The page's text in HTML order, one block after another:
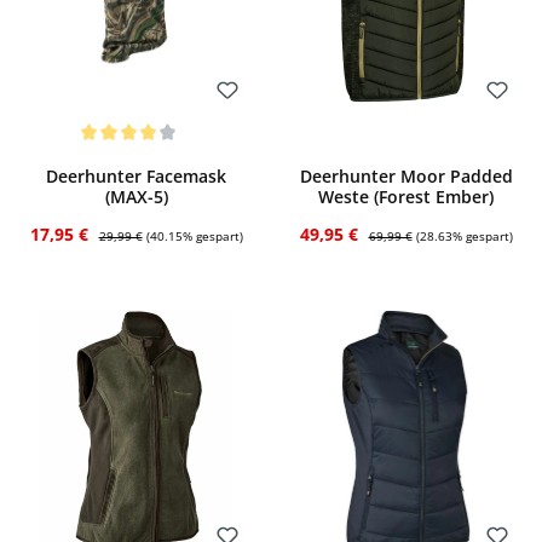
Bewerten
Deerhunter Facemask
(MAX-5)
Verkaufspreis:
17,95 € 29,99 € (40.15% gespart)
Deerhunter Moor Padded
Weste (Forest Ember)
Verkaufspreis:
49,95 € 69,99 € (28.63% gespart)